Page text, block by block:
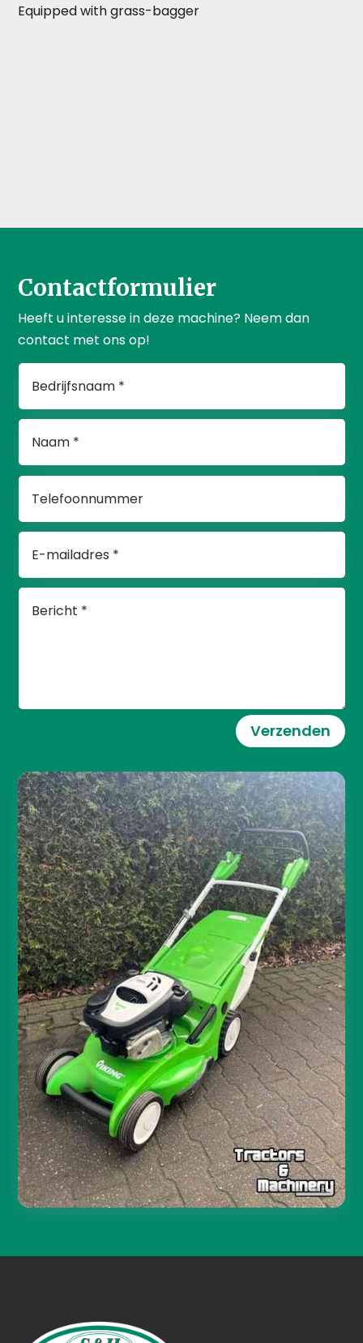
Equipped with grass-bagger
Contactformulier
Heeft u interesse in deze machine? Neem dan
contact met ons op!
Verzenden